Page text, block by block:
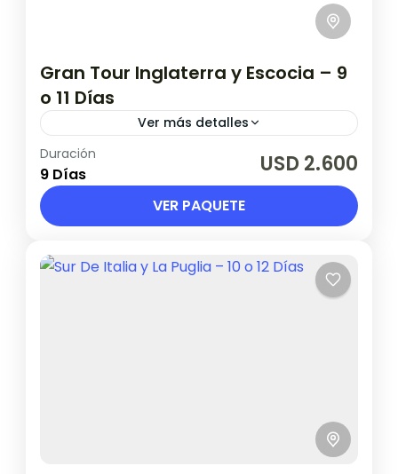
Gran Tour Inglaterra y Escocia – 9
o 11 Días
Ver más detalles
9 o 11 Días / Fechas de salida 2026 a
Londres: Viernes Jun: 05, 12, 19, 26 / Jul: 03, 10,
1 Persona en base doble
Duración
9 Días USD 2.600
VER PAQUETE